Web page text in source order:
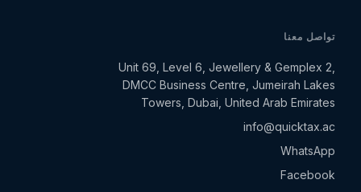
تواصل معنا
Unit 69, Level 6, Jewellery & Gemplex 2,
DMCC Business Centre, Jumeirah Lakes
Towers, Dubai, United Arab Emirates
info@quicktax.ac
WhatsApp
Facebook